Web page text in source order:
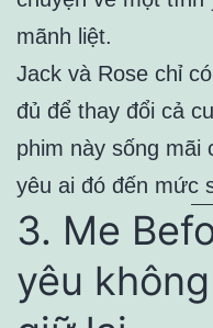
mãnh liệt.
Jack và Rose chỉ
đủ để thay đổi cả
phim này sống mãi
yêu ai đó đến mức
3. Me
yêu